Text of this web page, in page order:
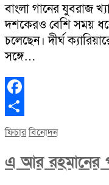
বাংলা গানের যুবরাজ
দশকেরও বেশি সময়
চলেছেন। দীর্ঘ
সঙ্গে…
Facebook
Share
ফিচারবিনোদন
এ আর রহমানের